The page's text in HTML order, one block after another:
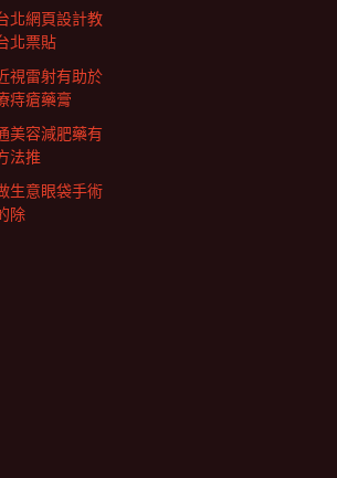
北網頁設計教
北票貼
視雷射有助於
痔瘡藥膏
美容減肥藥有
法推
生意眼袋手術
除